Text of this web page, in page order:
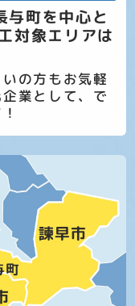
与町を中心と
対象エリアは
の方もお気軽
業として、で